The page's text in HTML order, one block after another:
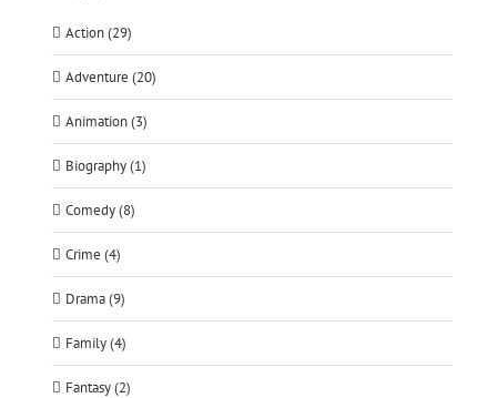
Action (29)
Adventure (20)
Animation (3)
Biography (1)
Comedy (8)
Crime (4)
Drama (9)
Family (4)
Fantasy (2)